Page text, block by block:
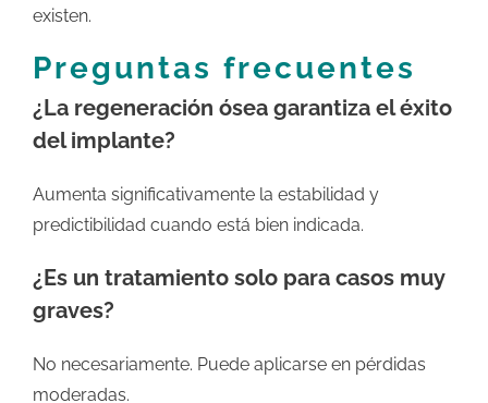
existen.
Preguntas frecuentes
¿La regeneración ósea garantiza el éxito
del implante?
Aumenta significativamente la estabilidad y
predictibilidad cuando está bien indicada.
¿Es un tratamiento solo para casos muy
graves?
No necesariamente. Puede aplicarse en pérdidas
moderadas.